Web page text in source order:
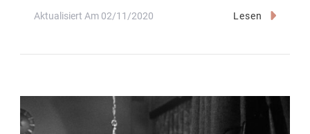
Aktualisiert Am 02/11/2020 Lesen